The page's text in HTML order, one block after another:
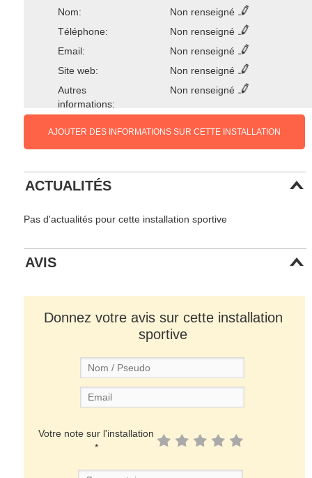
Nom:
Non renseigné
Téléphone:
Non renseigné
Email:
Non renseigné
Site web:
Non renseigné
Autres
informations:
Non renseigné
AJOUTER DES INFORMATIONS SUR CETTE INSTALLATION
ACTUALITÉS
Pas d'actualités pour cette installation sportive
AVIS
Donnez votre avis sur cette installation
sportive
Votre note sur l'installation
*